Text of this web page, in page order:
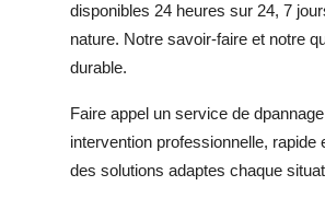
Advertise with US
Business
Finance
disponibles 24 heures sur 24, 7
nature. Notre savoir-faire et notre
durable.
Faire appel un service de
intervention professionnelle,
des solutions adaptes chaque